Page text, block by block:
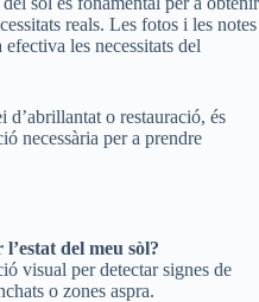
reals. Les fotos i les notes
les necessitats del
d’abrillantat o restauració, és
necessària per a prendre
del meu sòl?
visual per detectar signes de
o zones aspra.